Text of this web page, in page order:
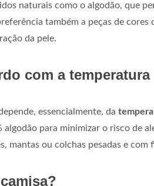
naturais como o algodão, que
também a peças de
da pele.
com a
essencialmente, da
algodão para minimizar o risco de
mantas ou colchas pesadas e com